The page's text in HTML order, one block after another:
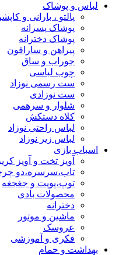
لباس و پوشاک
پالتو ، بارانی و
پوشاک پسرانه
پوشاک دخترانه
پیراهن و سارافون
جوراب و ساق
چوب لباسی
ست رسمی نوزاد
ست نوزادی
شلوار و سرهمی
کلاه دستکش
لباس راحتی نوزاد
لباس زیر نوزاد
اسباب بازی
آویز تخت و آویز کریر
تاب،سرسره،دو
توپ،پوپت و جغجغه
محصولات بادی
دخترانه
ماشین و موتور
عروسک
فکری و آموزشی
بهداشت و حمام